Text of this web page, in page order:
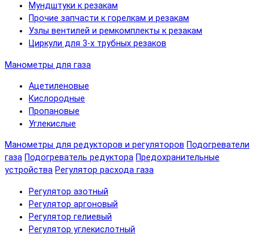
Мундштуки к резакам
Прочие запчасти к горелкам и резакам
Узлы вентилей и ремкомплекты к резакам
Циркули для 3-х трубных резаков
Манометры для газа
Ацетиленовые
Кислородные
Пропановые
Углекислые
Манометры для редукторов и регуляторов Подогреватели
газа Подогреватель редуктора Предохранительные
устройства Регулятор расхода газа
Регулятор азотный
Регулятор аргоновый
Регулятор гелиевый
Регулятор углекислотный